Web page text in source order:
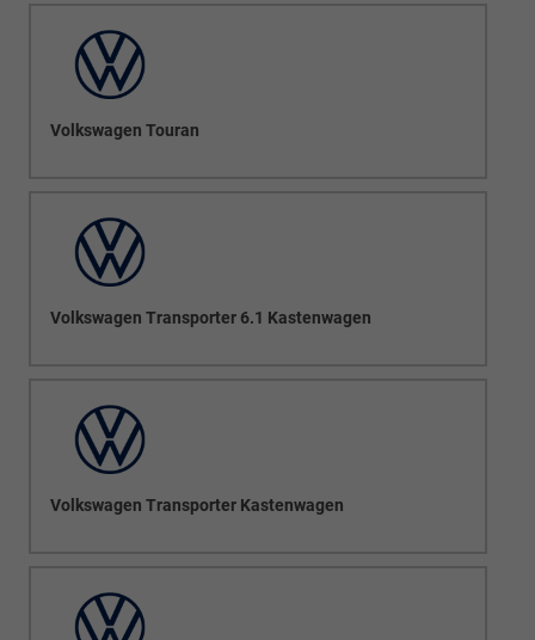
Volkswagen Touran
Volkswagen Transporter 6.1 Kastenwagen
Volkswagen Transporter Kastenwagen